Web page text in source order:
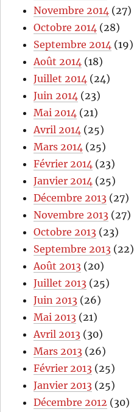
Novembre 2014 (27)
Octobre 2014 (28)
Septembre 2014 (19)
Août 2014 (18)
Juillet 2014 (24)
Juin 2014 (23)
Mai 2014 (21)
Avril 2014 (25)
Mars 2014 (25)
Février 2014 (23)
Janvier 2014 (25)
Décembre 2013 (27)
Novembre 2013 (27)
Octobre 2013 (23)
Septembre 2013 (22)
Août 2013 (20)
Juillet 2013 (25)
Juin 2013 (26)
Mai 2013 (21)
Avril 2013 (30)
Mars 2013 (26)
Février 2013 (25)
Janvier 2013 (25)
Décembre 2012 (30)